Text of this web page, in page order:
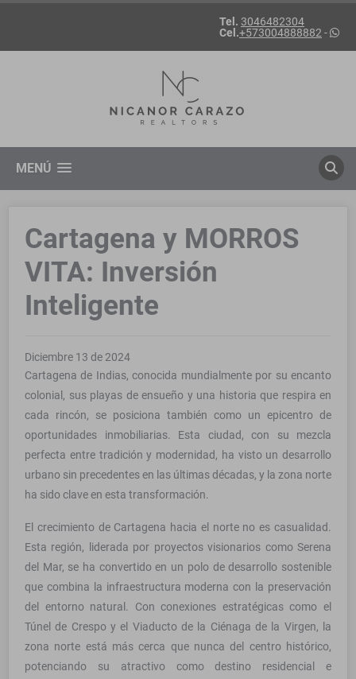
Tel. 3046482304
Cel.+573004888882 -
MENÚ
Cartagena y MORROS
VITA: Inversión
Inteligente ️
Diciembre 13 de 2024
Cartagena de Indias, conocida mundialmente por su encanto
colonial, sus playas de ensueño y una historia que respira en
cada rincón, se posiciona también como un epicentro de
oportunidades inmobiliarias. Esta ciudad, con su mezcla
perfecta entre tradición y modernidad, ha visto un desarrollo
urbano sin precedentes en las últimas décadas, y la zona norte
ha sido clave en esta transformación.
El crecimiento de Cartagena hacia el norte no es casualidad.
Esta región, liderada por proyectos visionarios como Serena
del Mar, se ha convertido en un polo de desarrollo sostenible
que combina la infraestructura moderna con la preservación
del entorno natural. Con conexiones estratégicas como el
Túnel de Crespo y el Viaducto de la Ciénaga de la Virgen, la
zona norte está más cerca que nunca del centro histórico,
potenciando su atractivo como destino residencial e